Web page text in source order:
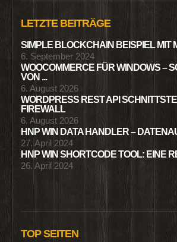
LETZTE BEITRÄGE
SIMPLE BLOCKCHAIN BEISPIEL MIT
6. September 2024
WOOCOMMERCE FÜR WINDOWS –
VON ...
6. August 2026
WORDPRESS REST API
FIREWALL
6. August 2026
HNP WIN DATA HANDLER –
27. April 2024
HNP WIN SHORTCODE TOOL: EINE
26. April 2024
TOP SEITEN